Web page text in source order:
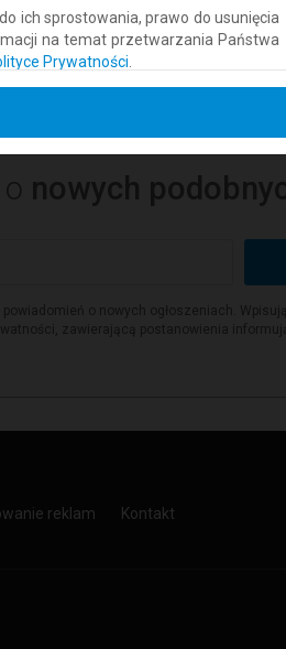
reklam Kontakt
ich sprostowania, prawo do usunięcia
na temat przetwarzania Państwa
Prywatności